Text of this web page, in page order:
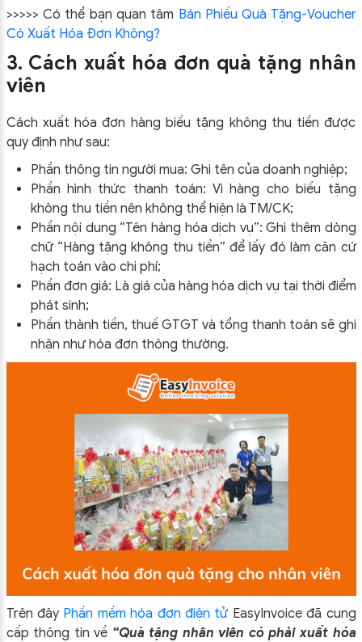
>>>>> Có thể bạn quan tâm Bán Phiếu Quà Tặng-Voucher
Có Xuất Hóa Đơn Không?
3. Cách xuất hóa đơn quà tặng nhân
viên
Cách xuất hóa đơn hàng biếu tặng không thu tiền được
quy định như sau:
Phần thông tin người mua: Ghi tên của doanh nghiệp;
Phần hình thức thanh toán: Vì hàng cho biếu tặng
không thu tiền nên không thể hiện là TM/CK;
Phần nội dung “Tên hàng hóa dịch vụ”: Ghi thêm dòng
chữ “Hàng tặng không thu tiền” để lấy đó làm căn cứ
hạch toán vào chi phí;
Phần đơn giá: Là giá của hàng hóa dịch vụ tại thời điểm
phát sinh;
Phần thành tiền, thuế GTGT và tổng thanh toán sẽ ghi
nhận như hóa đơn thông thường.
Trên đây Phần mềm hóa đơn điện tử EasyInvoice đã cung
cấp thông tin về “Quà tặng nhân viên có phải xuất hóa